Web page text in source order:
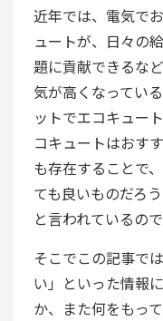
近年では、電気で
ュートが、日々の
題に貢献できるな
気が高くなってい
ットでエコキュー
コキュートはおす
も存在することで
ても良いものだろ
と言われているので
そこでこの記事で
い」といった情報
か、また何をもっ